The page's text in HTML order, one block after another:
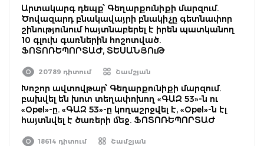
Արտակարգ դեպք՝ Գեղարքունիքի մարզում.
Ծովազարդ բնակավայրի բնակիչը գետնափոր
շինությունում հայտնաբերել է իրեն պատկանող
10 գլուխ գառներին հոշոտված.
ՖՈՏՈՌԵՊՈՐՏԱԺ, ՏԵՍԱՆՅՈւԹ
20789 դիտում Շամշյան
Խոշոր ավտովթար՝ Գեղարքունիքի մարզում.
բախվել են խոտ տեղափոխող «ԳԱԶ 53»-ն ու
«Opel»-ը. «ԳԱԶ 53»-ը կողաշրջվել է, «Opel»-ն էլ
հայտնվել է ծառերի մեջ. ՖՈՏՈՌԵՊՈՐՏԱԺ
18614 դիտում Շամշյան